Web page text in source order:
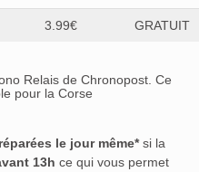
3.99€ GRATUIT
Relais de Chronopost. Ce
pour la Corse
le jour même*si la
13h ce qui vous permet